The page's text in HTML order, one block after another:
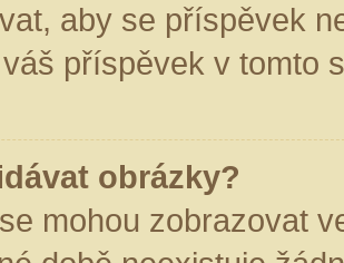
aby se příspěvek
příspěvek v tomto
obrázky?
mohou zobrazovat